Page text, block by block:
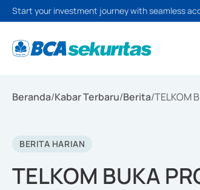
Start your investment journey with seamless
Beranda/Kabar Terbaru/Berita/TELKOM
BERITA HARIAN
TELKOM BUKA